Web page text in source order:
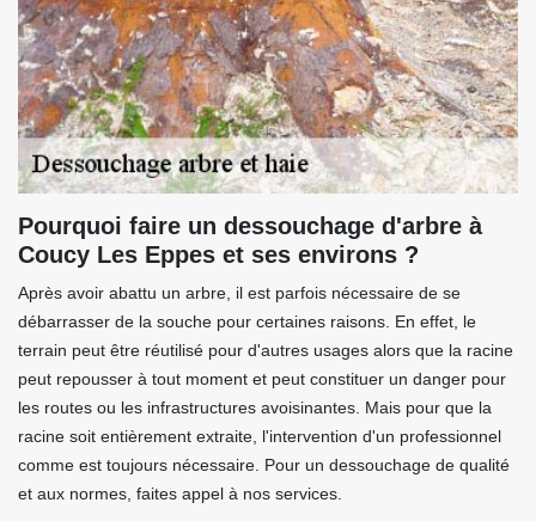
Pourquoi faire un dessouchage d'arbre à
Coucy Les Eppes et ses environs ?
Après avoir abattu un arbre, il est parfois nécessaire de se
débarrasser de la souche pour certaines raisons. En effet, le
terrain peut être réutilisé pour d'autres usages alors que la racine
peut repousser à tout moment et peut constituer un danger pour
les routes ou les infrastructures avoisinantes. Mais pour que la
racine soit entièrement extraite, l'intervention d'un professionnel
comme est toujours nécessaire. Pour un dessouchage de qualité
et aux normes, faites appel à nos services.